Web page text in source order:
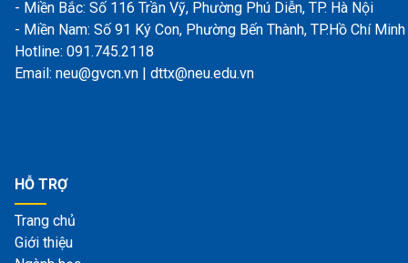
- Miền Bắc: Số 116 Trần Vỹ, Phường Phú Diễn, TP. Hà Nội
- Miền Nam: Số 91 Ký Con, Phường Bến Thành, TP.Hồ Chí Minh
Hotline: 091.745.2118
Email: neu@gvcn.vn | dttx@neu.edu.vn
HỖ TRỢ
Trang chủ
Giới thiệu